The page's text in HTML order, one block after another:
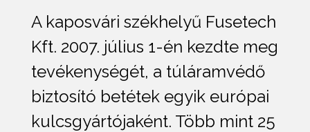
A kaposvári székhelyű Fusetech
Kft. 2007. július 1-én kezdte meg
tevékenységét, a túláramvédő
biztosító betétek egyik európai
kulcsgyártójaként. Több mint 25